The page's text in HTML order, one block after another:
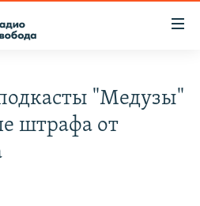
"Медузы"
штрафа от